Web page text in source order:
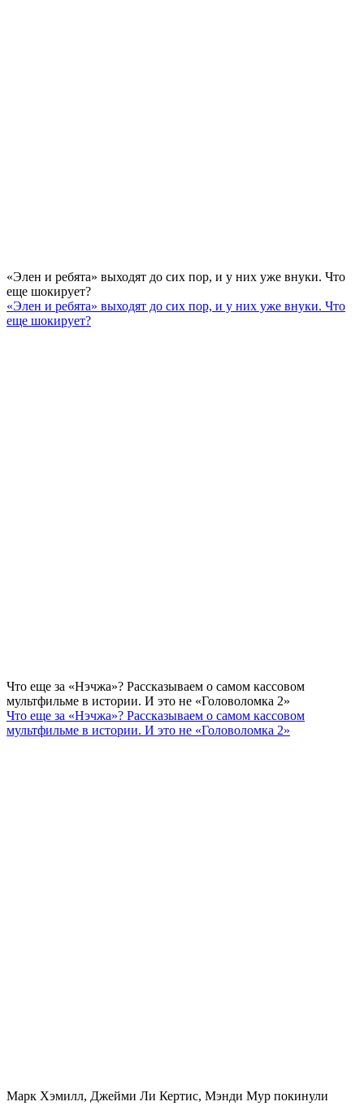
«Элен и ребята» выходят до сих пор, и у них уже внуки. Что
еще шокирует?
«Элен и ребята» выходят до сих пор, и у них уже внуки. Что
еще шокирует?
Что еще за «Нэчжа»? Рассказываем о самом кассовом
мультфильме в истории. И это не «Головоломка 2»
Что еще за «Нэчжа»? Рассказываем о самом кассовом
мультфильме в истории. И это не «Головоломка 2»
Марк Хэмилл, Джейми Ли Кертис, Мэнди Мур покинули